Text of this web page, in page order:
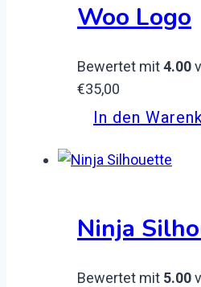
Woo Logo
Bewertet mit4.00
€35,00
In den
Ninja
Bewertet mit 5.00